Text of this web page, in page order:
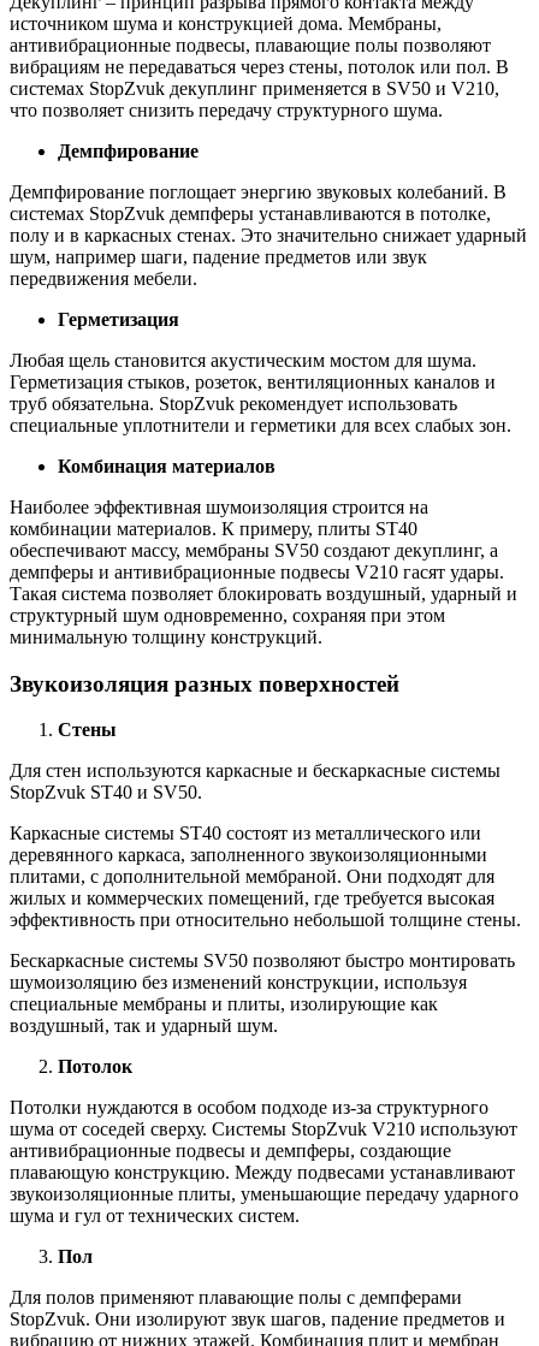
источником шума и конструкцией дома. Мембраны,
антивибрационные подвесы, плавающие полы позволяют
вибрациям не передаваться через стены, потолок или пол. В
системах StopZvuk декуплинг применяется в SV50 и V210,
что позволяет снизить передачу структурного шума.
Демпфирование
Демпфирование поглощает энергию звуковых колебаний. В
системах StopZvuk демпферы устанавливаются в потолке,
полу и в каркасных стенах. Это значительно снижает ударный
шум, например шаги, падение предметов или звук
передвижения мебели.
Герметизация
Любая щель становится акустическим мостом для шума.
Герметизация стыков, розеток, вентиляционных каналов и
труб обязательна. StopZvuk рекомендует использовать
специальные уплотнители и герметики для всех слабых зон.
Комбинация материалов
Наиболее эффективная шумоизоляция строится на
комбинации материалов. К примеру, плиты ST40
обеспечивают массу, мембраны SV50 создают декуплинг, а
демпферы и антивибрационные подвесы V210 гасят удары.
Такая система позволяет блокировать воздушный, ударный и
структурный шум одновременно, сохраняя при этом
минимальную толщину конструкций.
Звукоизоляция разных поверхностей
Стены
Для стен используются каркасные и бескаркасные системы
StopZvuk ST40 и SV50.
Каркасные системы ST40 состоят из металлического или
деревянного каркаса, заполненного звукоизоляционными
плитами, с дополнительной мембраной. Они подходят для
жилых и коммерческих помещений, где требуется высокая
эффективность при относительно небольшой толщине стены.
Бескаркасные системы SV50 позволяют быстро монтировать
шумоизоляцию без изменений конструкции, используя
специальные мембраны и плиты, изолирующие как
воздушный, так и ударный шум.
Потолок
Потолки нуждаются в особом подходе из-за структурного
шума от соседей сверху. Системы StopZvuk V210 используют
антивибрационные подвесы и демпферы, создающие
плавающую конструкцию. Между подвесами устанавливают
звукоизоляционные плиты, уменьшающие передачу ударного
шума и гул от технических систем.
Пол
Для полов применяют плавающие полы с демпферами
StopZvuk. Они изолируют звук шагов, падение предметов и
вибрацию от нижних этажей. Комбинация плит и мембран